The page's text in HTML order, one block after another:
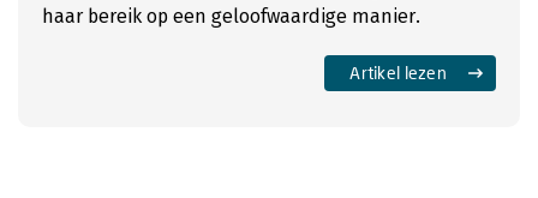
haar bereik op een geloofwaardige manier.
Artikel lezen